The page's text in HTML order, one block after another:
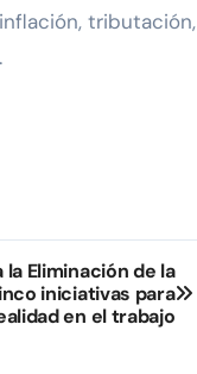
tributación,
Eliminación de la
iniciativas para
en el trabajo